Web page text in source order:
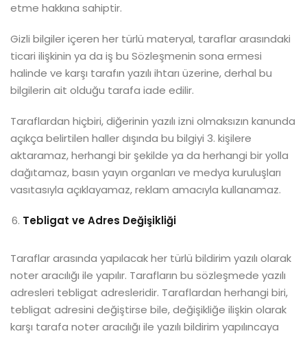
etme hakkına sahiptir.
Gizli bilgiler içeren her türlü materyal, taraflar arasındaki
ticari ilişkinin ya da iş bu Sözleşmenin sona ermesi
halinde ve karşı tarafın yazılı ihtarı üzerine, derhal bu
bilgilerin ait olduğu tarafa iade edilir.
Taraflardan hiçbiri, diğerinin yazılı izni olmaksızın kanunda
açıkça belirtilen haller dışında bu bilgiyi 3. kişilere
aktaramaz, herhangi bir şekilde ya da herhangi bir yolla
dağıtamaz, basın yayın organları ve medya kuruluşları
vasıtasıyla açıklayamaz, reklam amacıyla kullanamaz.
Tebligat ve Adres Değişikliği
Taraflar arasında yapılacak her türlü bildirim yazılı olarak
noter aracılığı ile yapılır. Tarafların bu sözleşmede yazılı
adresleri tebligat adresleridir. Taraflardan herhangi biri,
tebligat adresini değiştirse bile, değişikliğe ilişkin olarak
karşı tarafa noter aracılığı ile yazılı bildirim yapılıncaya